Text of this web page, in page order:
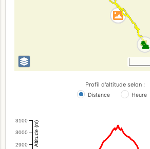
Profil d'altitude selon :
Distance Heure
2900
3000
3100 Altitude (m)